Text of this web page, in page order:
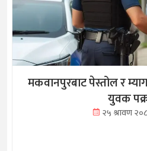
मकवानपुरबाट पेस्तोल र
युवक
२५ श्रावण